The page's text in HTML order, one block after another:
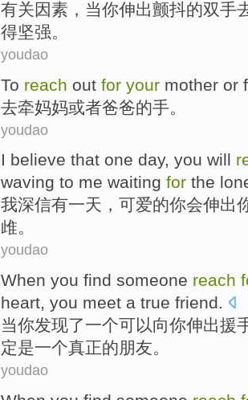
有关因素 ， 当你伸出颤抖的双手
得坚强。
youdao
To reach out for your mother or
去牵妈妈或者爸爸的手 。
youdao
I believe that one day, you will
waving to me waiting for the
我深信有一天 ，可爱的你会伸出
䧳。
youdao
When you find someone reach
heart, you meet a true friend.
当你发现了一个可以向你伸出援
定是一个真正的朋友。
youdao